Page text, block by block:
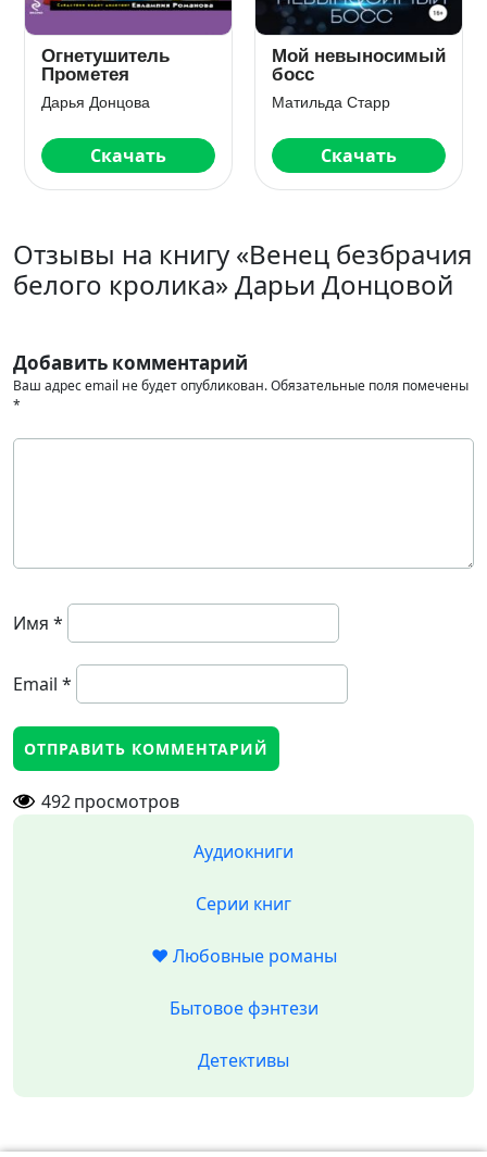
Огнетушитель
Прометея
Дарья Донцова
Скачать
Мой невыносимый
босс
Матильда Старр
Скачать
Отзывы на книгу «Венец безбрачия
белого кролика» Дарьи Донцовой
Добавить комментарий
Ваш адрес email не будет опубликован.Обязательные поля помечены
*
Имя *
Email *
492просмотров
Аудиокниги
Серии книг
❤️ Любовные романы
Бытовое фэнтези
Детективы